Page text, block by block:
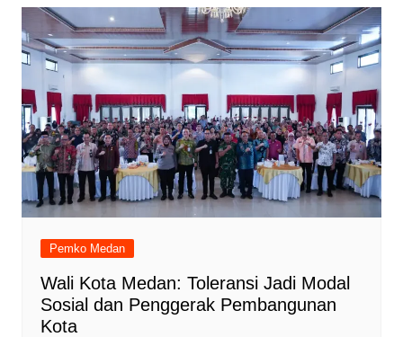
Pemko Medan
Wali Kota Medan: Toleransi Jadi Modal
Sosial dan Penggerak Pembangunan
Kota